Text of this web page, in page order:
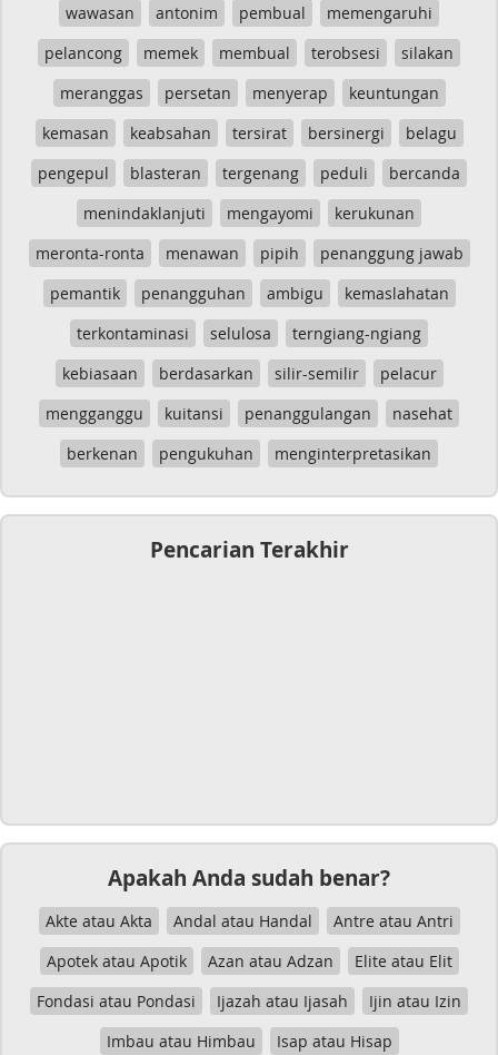
wawasan
antonim pembual
memengaruhi
pelancong
memek membual terobsesi
silakan
meranggas
persetan menyerap
keuntungan
kemasan
keabsahan tersirat bersinergi
belagu
pengepul
blasteran tergenang peduli
bercanda
menindaklanjuti
mengayomi
kerukunan
meronta-ronta
menawan pipih
penanggung jawab
pemantik
penangguhan ambigu
kemaslahatan
terkontaminasi
selulosa
terngiang-ngiang
kebiasaan
berdasarkan silir-semilir
pelacur
mengganggu
kuitansi penanggulangan
nasehat
berkenan
pengukuhan menginterpretasikan
Pencarian Terakhir
Apakah Anda sudah benar?
Akte atau Akta Andal atau Handal
Antre atau Antri
Apotek atau Apotik
Azan atau Adzan
Elite atau Elit
Fondasi atau Pondasi
Ijazah atau Ijasah
Ijin atau Izin
Imbau atau Himbau
Isap atau Hisap